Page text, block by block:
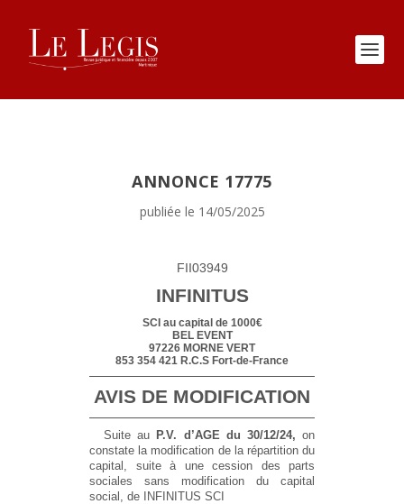
ANNONCE 17775
publiée le 14/05/2025
FII03949
INFINITUS
SCI au capital de 1000€
BEL EVENT
97226 MORNE VERT
853 354 421 R.C.S Fort-de-France
AVIS DE MODIFICATION
Suite au P.V. d’AGE du 30/12/24,on
constate la modification de la répartition du
capital, suite à une cession des parts
sociales sans modification du capital
social, de INFINITUS SCI